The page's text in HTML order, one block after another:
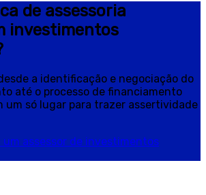
de assessoria
investimentos
a identificação e negociação do
até o processo de financiamento
um só lugar para trazer assertividade
um assessor de investimentos